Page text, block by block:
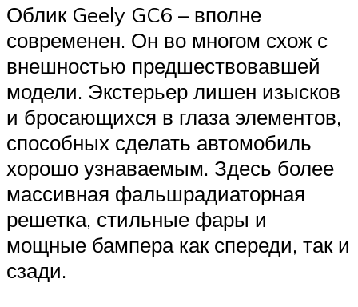
Облик Geely GC6 – вполне
современен. Он во многом схож с
внешностью предшествовавшей
модели. Экстерьер лишен изысков
и бросающихся в глаза элементов,
способных сделать автомобиль
хорошо узнаваемым. Здесь более
массивная фальшрадиаторная
решетка, стильные фары и
мощные бампера как спереди, так и
сзади.